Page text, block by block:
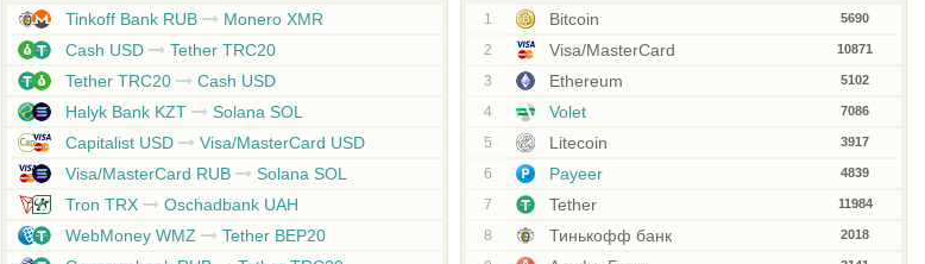
Tinkoff Bank RUB
Monero XMR
Cash USD
Tether TRC20
Tether TRC20
Cash USD
Halyk Bank KZT
Solana SOL
Capitalist USD
Visa/MasterCard USD
Visa/MasterCard RUB
Solana SOL
Tron TRX
Oschadbank UAH
WebMoney WMZ
Tether BEP20
1 Bitcoin 5690
2 Visa/MasterCard 10871
3 Ethereum 5102
4 Volet 7086
5 Litecoin 3917
6 Payeer 4839
7 Tether 11984
8 Тинькофф банк 2018